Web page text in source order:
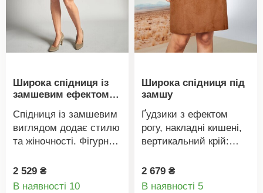
Широка спідниця із
замшевим ефектом,
збоку
Спідниця із замшевим
виглядом додає стилю
та жіночності. Фігурна
Вертикальні та
горизонтальні розрізи
2 529 ₴
В наявності 10
Широка спідниця під
замшу
Ґудзики з ефектом
рогу, накладні кишені,
вертикальний крій:
нагадує замшевий
ефект. Розкльошений
2 679 ₴
В наявності 5